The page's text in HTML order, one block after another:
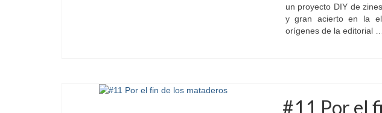
un proyecto DIY de
y gran acierto en la
orígenes de la editorial …
#11 Por el